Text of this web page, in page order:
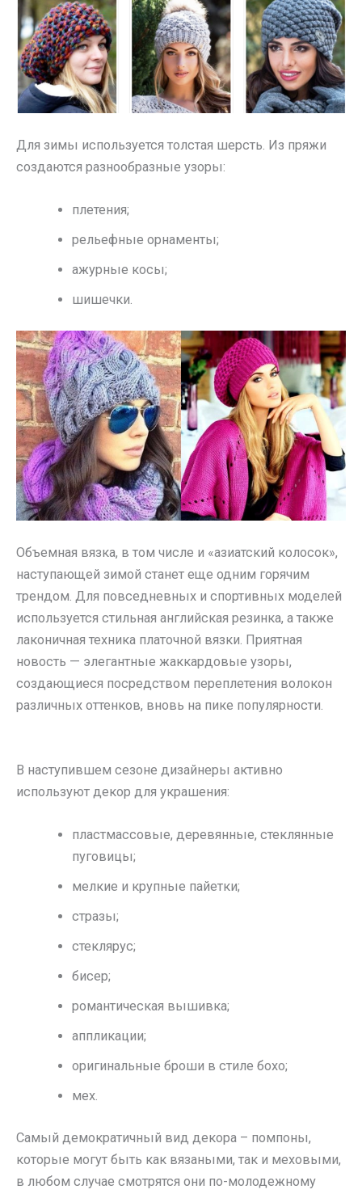
Для зимы используется толстая шерсть. Из пряжи
создаются разнообразные узоры:
плетения;
рельефные орнаменты;
ажурные косы;
шишечки.
Объемная вязка, в том числе и «азиатский колосок»,
наступающей зимой станет еще одним горячим
трендом. Для повседневных и спортивных моделей
используется стильная английская резинка, а также
лаконичная техника платочной вязки. Приятная
новость — элегантные жаккардовые узоры,
создающиеся посредством переплетения волокон
различных оттенков, вновь на пике популярности.
В наступившем сезоне дизайнеры активно
используют декор для украшения:
пластмассовые, деревянные, стеклянные
пуговицы;
мелкие и крупные пайетки;
стразы;
стеклярус;
бисер;
романтическая вышивка;
аппликации;
оригинальные броши в стиле бохо;
мех.
Самый демократичный вид декора – помпоны,
которые могут быть как вязаными, так и меховыми,
в любом случае смотрятся они по-молодежному